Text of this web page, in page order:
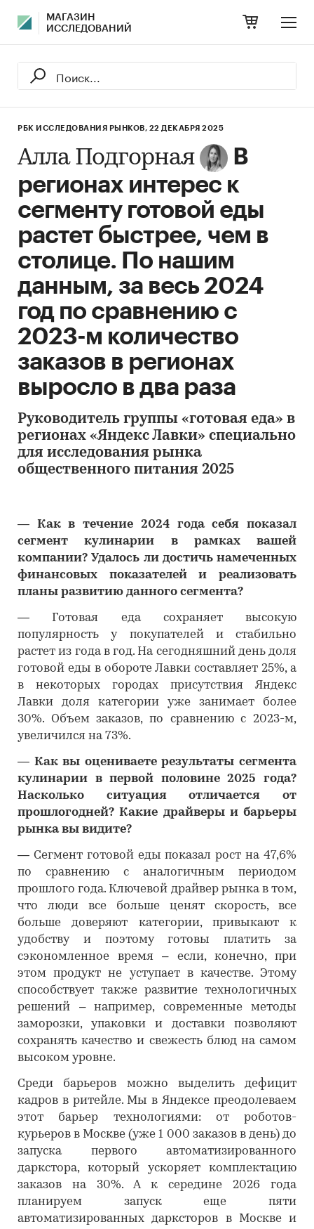
МАГАЗИН
ИССЛЕДОВАНИЙ
РБК ИССЛЕДОВАНИЯ РЫНКОВ, 22 ДЕКАБРЯ 2025
Алла Подгорная
В
регионах интерес к
сегменту готовой еды
растет быстрее, чем в
столице. По нашим
данным, за весь 2024
год по сравнению с
2023-м количество
заказов в регионах
выросло в два раза
Руководитель группы «готовая еда» в
регионах «Яндекс Лавки» специально
для исследования рынка
общественного питания 2025
―
Как в течение 2024 года себя показал
сегмент кулинарии в рамках вашей
компании? Удалось ли достичь намеченных
финансовых показателей и реализовать
планы развитию данного сегмента?
―
Готовая еда сохраняет высокую
популярность у покупателей и стабильно
растет из года в год. На сегодняшний день доля
готовой еды в обороте Лавки составляет 25%, а
в некоторых городах присутствия Яндекс
Лавки доля категории уже занимает более
30%. Объем заказов, по сравнению с 2023-м,
увеличился на 73%.
― Как вы оцениваете результаты сегмента
кулинарии в первой половине 2025 года?
Насколько ситуация отличается от
прошлогодней? Какие драйверы и барьеры
рынка вы видите?
― Сегмент готовой еды показал рост на 47,6%
по сравнению с аналогичным периодом
прошлого года. Ключевой драйвер рынка в том,
что люди все больше ценят скорость, все
больше доверяют категории, привыкают к
удобству и поэтому готовы платить за
сэкономленное время – если, конечно, при
этом продукт не уступает в качестве. Этому
способствует также развитие технологичных
решений – например, современные методы
заморозки, упаковки и доставки позволяют
сохранять качество и свежесть блюд на самом
высоком уровне.
Среди барьеров можно выделить дефицит
кадров в ритейле. Мы в Яндексе преодолеваем
этот барьер технологиями: от роботов-
курьеров в Москве (уже 1 000 заказов в день) до
запуска первого автоматизированного
даркстора, который ускоряет комплектацию
заказов на 30%. А к середине 2026 года
планируем запуск еще пяти
автоматизированных дарксторов в Москве и